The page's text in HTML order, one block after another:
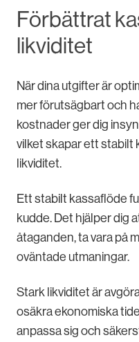
Förbättrat
likviditet
När dina utgifter är
mer förutsägbart och
kostnader ger dig
vilket skapar ett stabilt
likviditet.
Ett stabilt kassaflöde
kudde. Det hjälper dig
åtaganden, ta vara på
oväntade utmaningar.
Stark likviditet är
osäkra ekonomiska
anpassa sig och